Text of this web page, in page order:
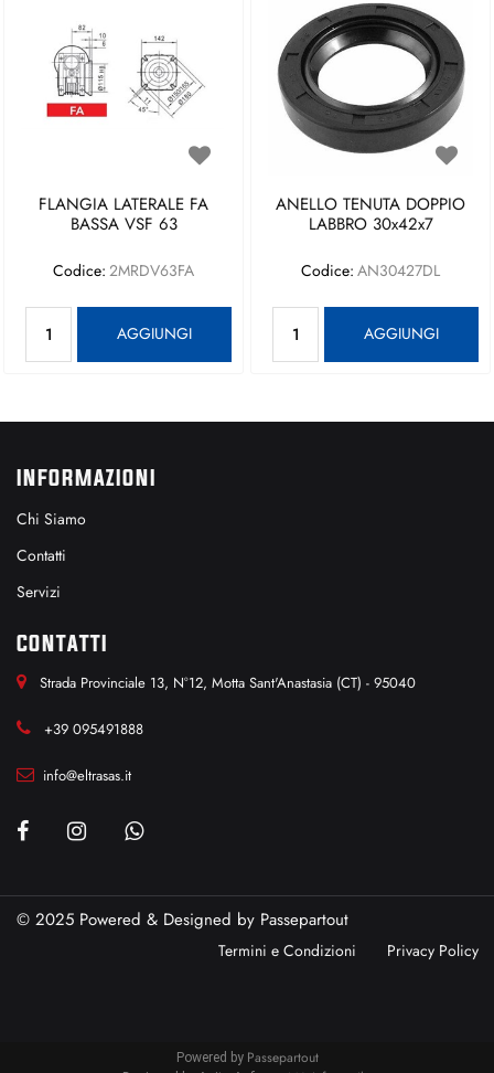
FLANGIA LATERALE FA
BASSA VSF 63
Codice: 2MRDV63FA
AGGIUNGI
ANELLO TENUTA DOPPIO
LABBRO 30x42x7
Codice: AN30427DL
AGGIUNGI
INFORMAZIONI
Chi Siamo
Contatti
Servizi
CONTATTI
Strada Provinciale 13, N°12, Motta Sant'Anastasia (CT) - 95040
+39 095491888
info@eltrasas.it
© 2025 Powered & Designed by Passepartout
Termini e Condizioni Privacy Policy
Powered by Passepartout